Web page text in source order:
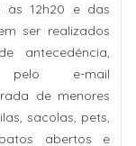
às 12h20 e das
ser realizados
antecedência,
pelo e-mail
de menores
sacolas, pets,
abertos e